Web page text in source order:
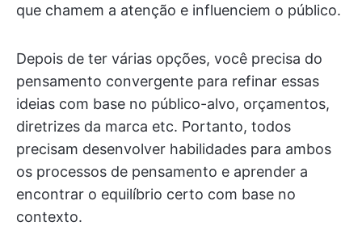
que chamem a atenção e influenciem o público.
Depois de ter várias opções, você precisa do
pensamento convergente para refinar essas
ideias com base no público-alvo, orçamentos,
diretrizes da marca etc. Portanto, todos
precisam desenvolver habilidades para ambos
os processos de pensamento e aprender a
encontrar o equilíbrio certo com base no
contexto.